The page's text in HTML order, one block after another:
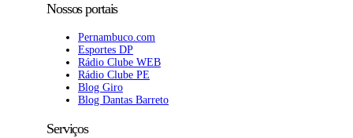
Nossos portais
Pernambuco.com
Esportes DP
Rádio Clube WEB
Rádio Clube PE
Blog Giro
Blog Dantas Barreto
Serviços